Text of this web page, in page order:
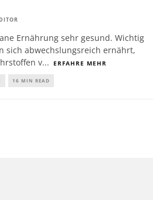
Ernährung sehr gesund. Wichtig
sich abwechslungsreich ernährt,
v... ERFAHRE MEHR
16 MIN READ